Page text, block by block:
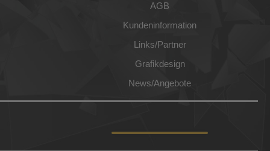
AGB
Kundeninformation
Links/Partner
Grafikdesign
News/Angebote